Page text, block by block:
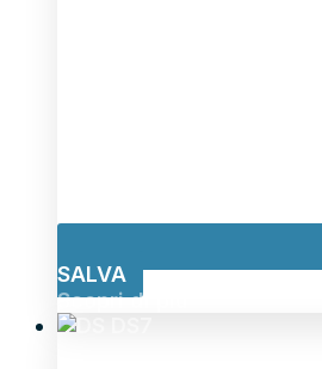
SALVA
Scopri di più